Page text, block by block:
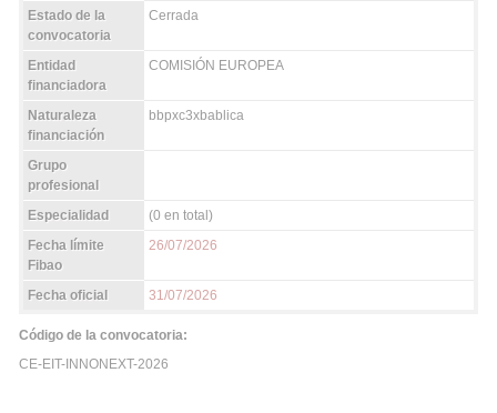
Estado de la
convocatoria
Cerrada
Entidad
financiadora
COMISIÓN EUROPEA
Naturaleza
financiación
bbpxc3xbablica
Grupo
profesional
Especialidad
(0 en total)
Fecha límite
Fibao
26/07/2026
Fecha oficial 31/07/2026
Código de la convocatoria:
CE-EIT-INNONEXT-2026